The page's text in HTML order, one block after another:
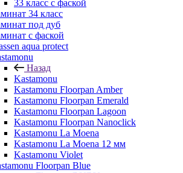
33 класс с фаской
34 класс
под дуб
с фаской
aqua protect
Назад
Kastamonu
Kastamonu Floorpan Amber
Kastamonu Floorpan Emerald
Kastamonu Floorpan Lagoon
Kastamonu Floorpan Nanoclick
Kastamonu La Moena
Kastamonu La Moena 12 мм
Kastamonu Violet
Floorpan Blue